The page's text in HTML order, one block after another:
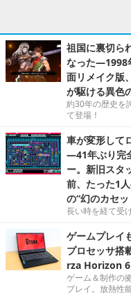
祖国に裏切ら
なった―1998
面リメイク版
が駆ける異色
約30年の歴史を
て登場！
車が変形して
―41年ぶり完
ー。新旧スタ
前、たった1
の“幻のカセ
長い時を経て受
ゲームプレイ
プロセッサ搭
rza Horizon 6
ゲーム＆制作の
プレイ。放熱性